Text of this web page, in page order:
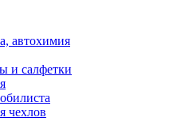
автохимия
и салфетки
чехлов